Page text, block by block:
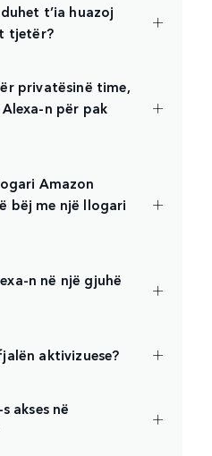
t’ia huazoj
tjetër?
privatësinë time,
n për pak
Amazon
bëj me një llogari
n në një gjuhë
aktivizuese?
akses në